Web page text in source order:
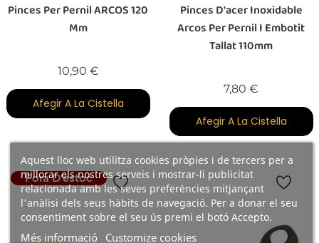
Aquest lloc web utilitza cookies pròpies i de tercers per a
millorar els nostres serveis i mostrar-li publicitat
relacionada amb les seves preferències mitjançant
l'anàlisi dels seus hàbits de navegació. Per a donar el seu
consentiment sobre el seu ús premi el botó Accepto.
Més informació Customize cookies
Pinces Per Pernil ARCOS 120
Mm
10,90 €Preu
Afegir A La Cistella
Pinces D'acer Inoxidable
Arcos Per Pernil I Embotit
Tallat 110mm
7,80 €
Afegir A La Cistella
Fora D'estoc